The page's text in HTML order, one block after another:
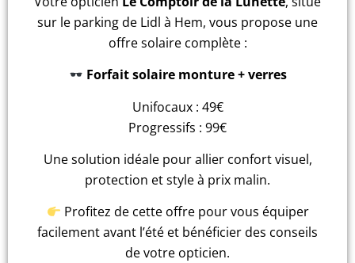
sur le parking de Lidl à Hem, vous propose une
offre solaire complète :
Forfait solaire monture + verres
Unifocaux : 49€
Progressifs : 99€
Une solution idéale pour allier confort visuel,
protection et style à prix malin.
Profitez de cette offre pour vous équiper
facilement avant l’été et bénéficier des conseils
de votre opticien.